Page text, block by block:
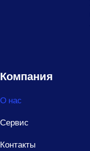
Компания
О нас
Сервис
Контакты